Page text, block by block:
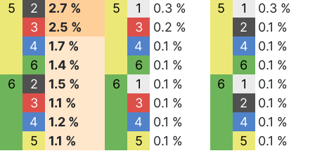
5
2
2.7 %
3
2.5 %
4
1.7 %
6
1.4 %
6
2
1.5 %
3
1.1 %
4
1.2 %
5
1.1 %
5
1
0.3 %
3
0.2 %
4
0.1 %
6
0.1 %
6
1
0.1 %
3
0.1 %
4
0.1 %
5
0.1 %
5
1
0.3 %
2
0.1 %
4
0.1 %
6
0.1 %
6
1
0.1 %
2
0.1 %
4
0.1 %
5
0.1 %